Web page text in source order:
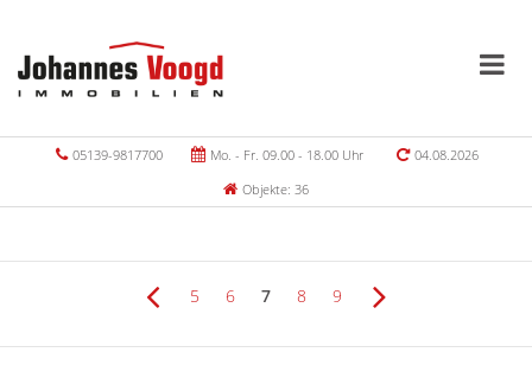
05139-9817700 Mo. - Fr. 09.00 - 18.00 Uhr
04.08.2026
Objekte: 36
5 6 7 8 9